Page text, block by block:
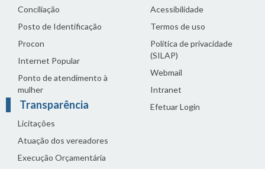
Conciliação
Posto de Identificação
Procon
Internet Popular
Ponto de atendimento à
mulher
Transparência
Licitações
Atuação dos vereadores
Execução Orçamentária
Acessibilidade
Termos de uso
Política de privacidade
(SILAP)
Webmail
Intranet
Efetuar Login